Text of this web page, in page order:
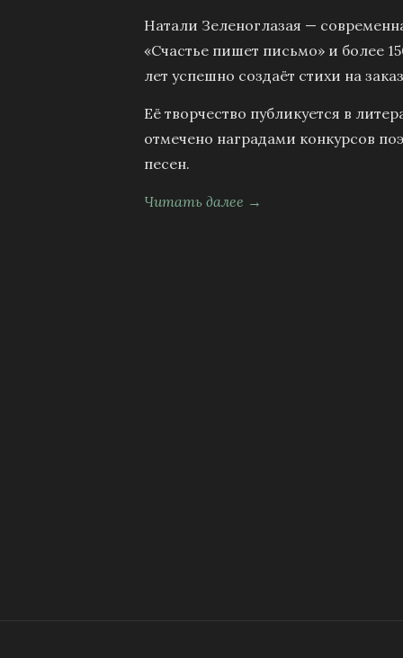
Натали Зеленоглазая —
«Счастье пишет письмо» и более
лет успешно создаёт стихи на
Её творчество публикуется в
отмечено наградами конкурсов
песен.
Читать далее →